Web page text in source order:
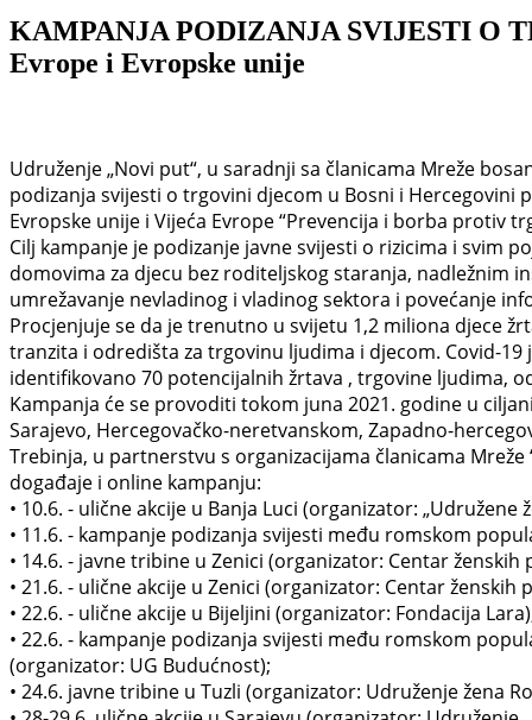
KAMPANJA PODIZANJA SVIJESTI O
Evrope i Evropske unije
Udruženje „Novi put“, u saradnji sa članicama Mreže
podizanja svijesti o trgovini djecom u Bosni i Hercegovini
Evropske unije i Vijeća Evrope “Prevencija i borba protiv
Cilj kampanje je podizanje javne svijesti o rizicima i svim
domovima za djecu bez roditeljskog staranja, nadležnim
umrežavanje nevladinog i vladinog sektora i povećanje
Procjenjuje se da je trenutno u svijetu 1,2 miliona djece
tranzita i odredišta za trgovinu ljudima i djecom. Covid-
identifikovano 70 potencijalnih žrtava , trgovine ljudima,
Kampanja će se provoditi tokom juna 2021. godine u
Sarajevo, Hercegovačko-neretvanskom, Zapadno-
Trebinja, u partnerstvu s organizacijama članicama
događaje i online kampanju:
• 10.6. - ulične akcije u Banja Luci (organizator:
• 11.6. - kampanje podizanja svijesti među romskom
• 14.6. - javne tribine u Zenici (organizator: Centar ženskih
• 21.6. - ulične akcije u Zenici (organizator: Centar ženskih
• 22.6. - ulične akcije u Bijeljini (organizator: Fondacija
• 22.6. - kampanje podizanja svijesti među romskom
(organizator: UG Budućnost);
• 24.6. javne tribine u Tuzli (organizator: Udruženje žena